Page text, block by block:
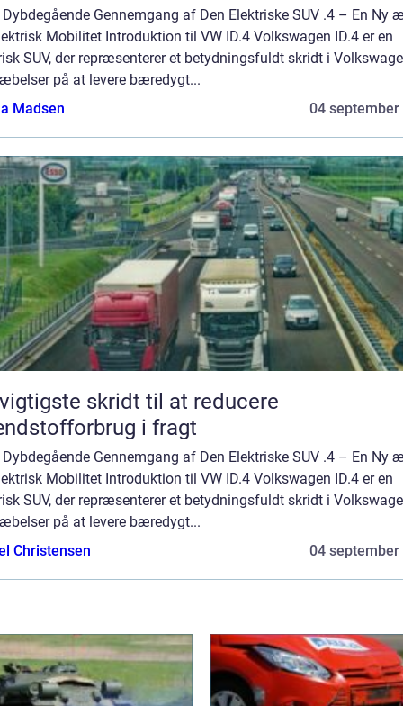
Dybdegående Gennemgang af Den Elektriske SUV .4 – En Ny
Mobilitet Introduktion til VW ID.4 Volkswagen ID.4 er en
SUV, der repræsenterer et betydningsfuldt skridt i
på at levere bæredygt...
Madsen
04 september
skridt til at reducere
i fragt
Dybdegående Gennemgang af Den Elektriske SUV .4 – En Ny
Mobilitet Introduktion til VW ID.4 Volkswagen ID.4 er en
SUV, der repræsenterer et betydningsfuldt skridt i
på at levere bæredygt...
Christensen
04 september